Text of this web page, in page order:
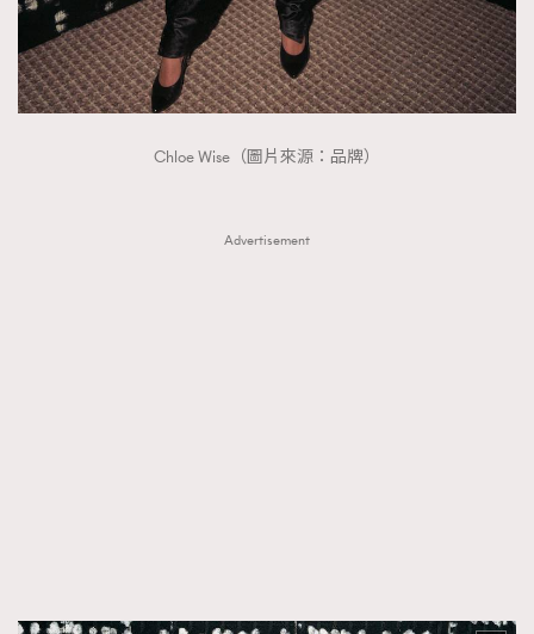
Chloe Wise（圖片來源：品牌）
Advertisement